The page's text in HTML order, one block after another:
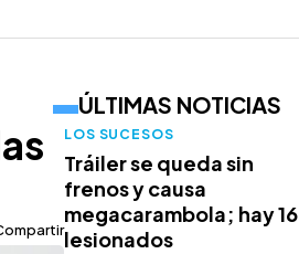
ÚLTIMAS NOTICIAS
LOS SUCESOS
Tráiler se queda sin
frenos y causa
megacarambola; hay 16
lesionados